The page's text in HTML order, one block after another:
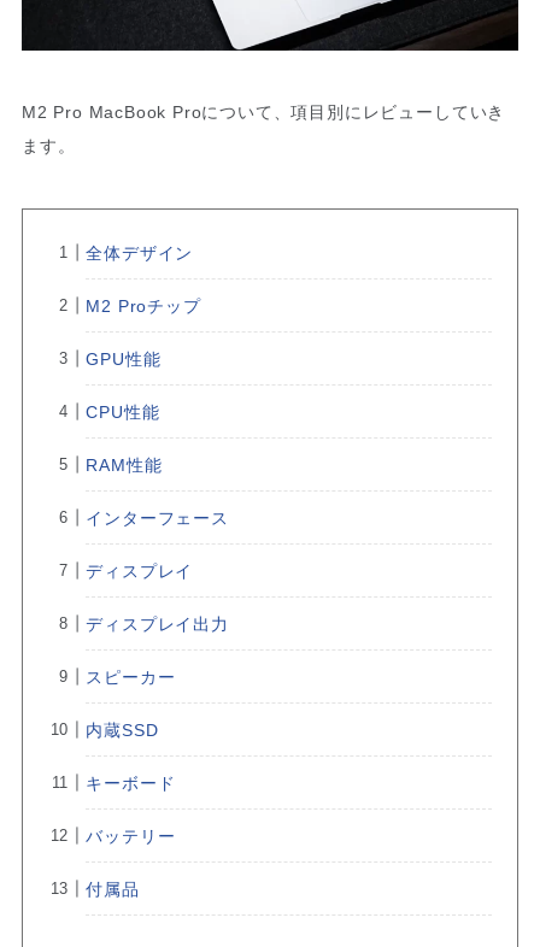
M2 Pro MacBook Proについて、項目別にレビューしていき
ます。
全体デザイン
M2 Proチップ
GPU性能
CPU性能
RAM性能
インターフェース
ディスプレイ
ディスプレイ出力
スピーカー
内蔵SSD
キーボード
バッテリー
付属品